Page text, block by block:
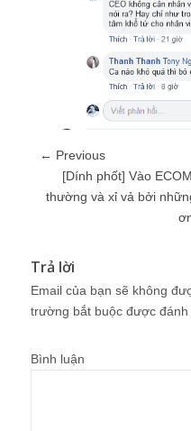
← Previous
[Dính phốt] Vào
thường và xỉ vả bởi
Trả lời
Email của bạn sẽ không
trường bắt buộc được đánh
Bình luận